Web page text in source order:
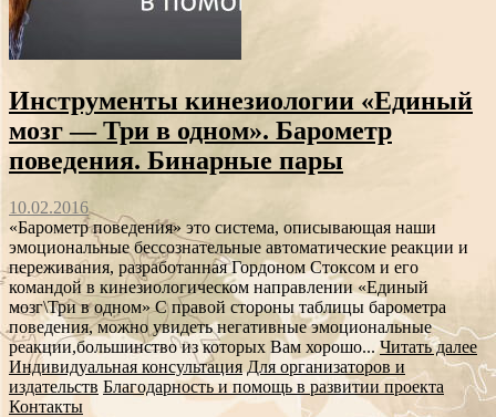
Инструменты кинезиологии «Единый
мозг — Три в одном». Барометр
поведения. Бинарные пары
10.02.2016
«Барометр поведения» это система, описывающая наши
эмоциональные бессознательные автоматические реакции и
переживания, разработанная Гордоном Стоксом и его
командой в кинезиологическом направлении «Единый
мозг\Три в одном» С правой стороны таблицы барометра
поведения, можно увидеть негативные эмоциональные
реакции,большинство из которых Вам хорошо...Читать далее
Индивидуальная консультация Для организаторов и
издательств Благодарность и помощь в развитии проекта
Контакты